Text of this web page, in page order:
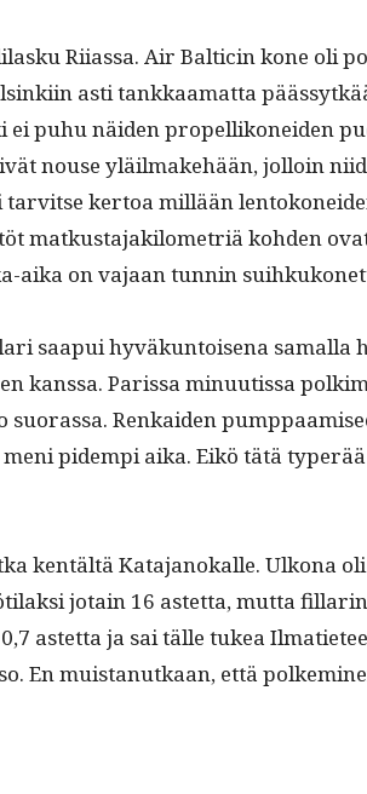
Riias­sa. Air Balticin kone oli
asti tankkaa­mat­ta
puhu näi­den pro­pel­likonei­den
nouse yläil­make­hään, jol­loin
tarvitse ker­toa mil­lään
matkus­ta­jak­ilo­metriä kohden
aika on vajaan tun­nin
saa­pui hyväkun­toise­na samal­la
kanssa. Paris­sa min­uutis­sa
suo­ras­sa. Renkaiden
pidem­pi aika. Eikö tätä
ken­tältä Kata­janokalle. Ulkona
jotain 16 astet­ta, mut­ta
astet­ta ja sai tälle tukea
En muis­tanutkaan, että